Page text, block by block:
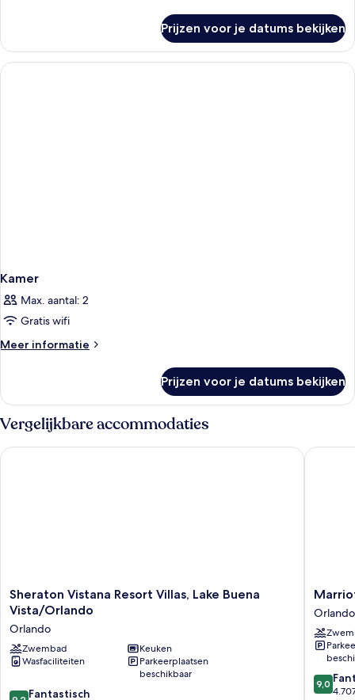
Prijzen voor je datums bekijken
Kamer
Max. aantal: 2
Gratis wifi
Meer informatie
Meer
Prijzen voor je datums bekijken
Vergelijkbare accommodaties
Sheraton
Vistana
Resort
Villas,
Lake
Buena
Orlando
Sheraton Vistana Resort Villas, Lake Buena
Vista/Orlando
Orlando
Zwembad
Keuken
Wasfaciliteiten
Parkeerplaatsen
beschikbaar
9.2 Fantastisch
Sheraton Vistana Resort Villas, Lake Buena Vista/Orlando
Grande
Vista
Orlando
Orlando
9.0
van
9,0